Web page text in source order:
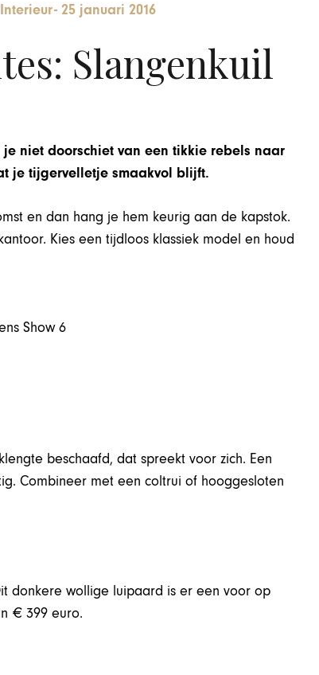
- 25 januari 2016
Slangenkuil
niet doorschiet van een tikkie rebels naar
je tijgervelletje smaakvol blijft.
en dan hang je hem keurig aan de kapstok.
Kies een tijdloos klassiek model en houd
beschaafd, dat spreekt voor zich. Een
Combineer met een coltrui of hooggesloten
donkere wollige luipaard is er een voor op
€ 399 euro.